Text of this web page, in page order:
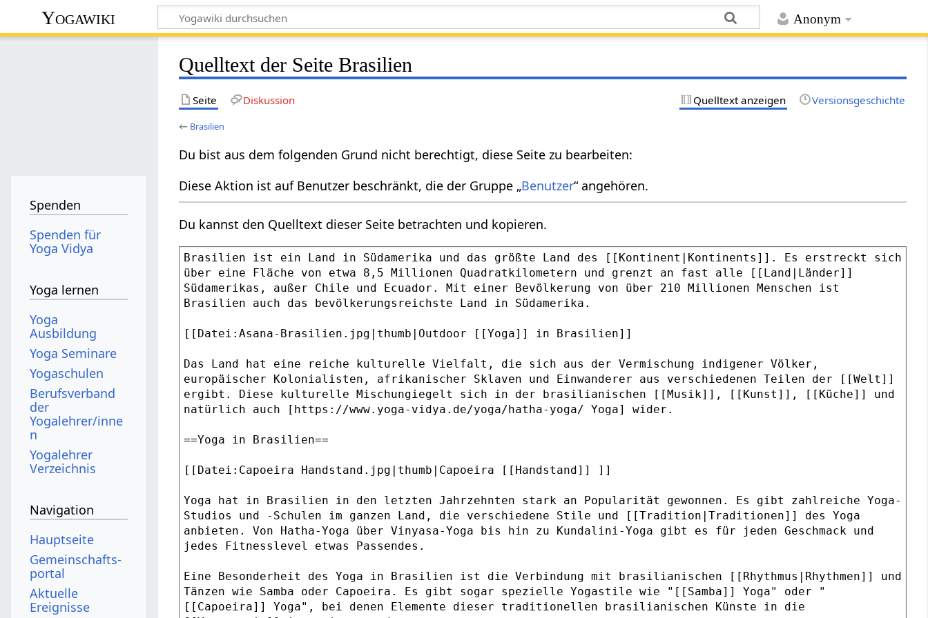
Anonym
Yogawiki
Quelltext der Seite Brasilien
Seite Diskussion Quelltext anzeigen Versionsgeschichte
← Brasilien
Du bist aus dem folgenden Grund nicht berechtigt, diese Seite zu bearbeiten:
Diese Aktion ist auf Benutzer beschränkt, die der Gruppe „Benutzer“ angehören.
Du kannst den Quelltext dieser Seite betrachten und kopieren.
Spenden
Spenden für
Yoga Vidya
Yoga lernen
Yoga
Ausbildung
Yoga Seminare
Yogaschulen
Berufsverband
der
Yogalehrer/inne
n
Yogalehrer
Verzeichnis
Navigation
Hauptseite
Gemeinschafts­
portal
Aktuelle
Ereignisse